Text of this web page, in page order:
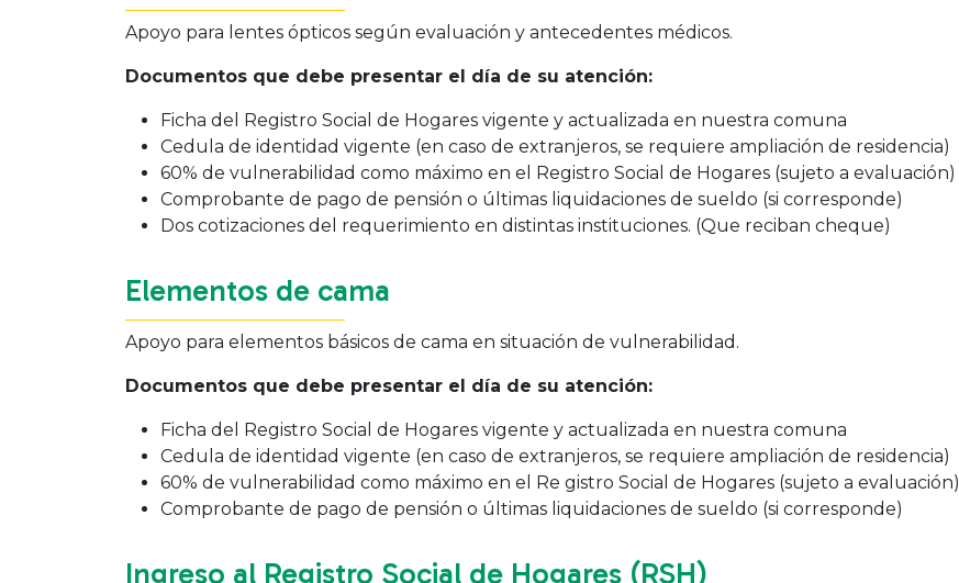
Apoyo para lentes ópticos según evaluación y antecedentes médicos.
Documentos que debe presentar el día de su atención:
Ficha del Registro Social de Hogares vigente y actualizada en nuestra comuna
Cedula de identidad vigente (en caso de extranjeros, se requiere ampliación de residencia)
60% de vulnerabilidad como máximo en el Registro Social de Hogares (sujeto a evaluación)
Comprobante de pago de pensión o últimas liquidaciones de sueldo (si corresponde)
Dos cotizaciones del requerimiento en distintas instituciones. (Que reciban cheque)
Elementos de cama
Apoyo para elementos básicos de cama en situación de vulnerabilidad.
Documentos que debe presentar el día de su atención:
Ficha del Registro Social de Hogares vigente y actualizada en nuestra comuna
Cedula de identidad vigente (en caso de extranjeros, se requiere ampliación de residencia)
60% de vulnerabilidad como máximo en el Re gistro Social de Hogares (sujeto a evaluación)
Comprobante de pago de pensión o últimas liquidaciones de sueldo (si corresponde)
Ingreso al Registro Social de Hogares (RSH)